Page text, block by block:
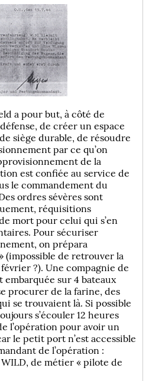
a pour but, à côté de
de créer un espace
siège durable, de résoudre
par ce qu’on
de la
est confiée au service de
le commandement du
ordres sévères sont
réquisitions
mort pour celui qui s’en
Pour sécuriser
on prépara
(impossible de retrouver la
?). Une compagnie de
embarquée sur 4 bateaux
procurer de la farine, des
se trouvaient là. Si possible
s’écouler 12 heures
l’opération pour avoir un
le petit port n’est accessible
de l’opération :
de métier « pilote de